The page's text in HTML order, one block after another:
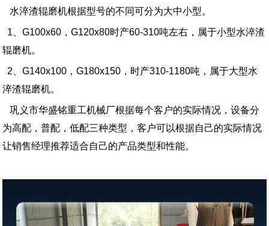
水淬渣辊磨机根据型号的不同可分为大中小型。
1、G100x60，G120x80时产60-310吨左右，属于小型水淬渣
辊磨机。
2、G140x100，G180x150，时产310-1180吨，属于大型水
淬渣辊磨机。
巩义市华盛铭重工机械厂根据每个客户的实际情况，设备分
为高配，普配，低配三种类型，客户可以根据自己的实际情况
让销售经理推荐适合自己的产品类型和性能。